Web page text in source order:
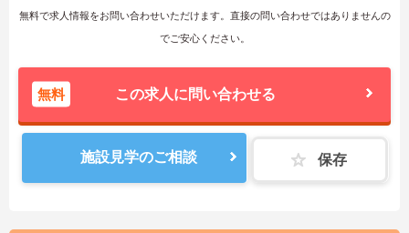
無料で求人情報をお問い合わせいただけます。直接の問い合わせではありませんの
でご安心ください。
無料 この求人に問い合わせる
施設見学のご相談 保存